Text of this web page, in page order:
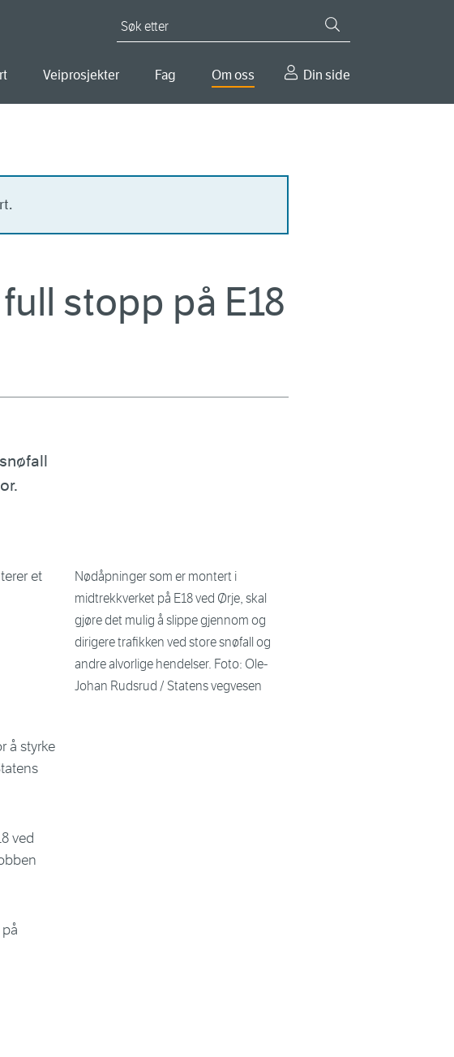
Veiprosjekter Fag Om oss Din side
stopp på E18
Nødåpninger som er montert i
midtrekkverket på E18 ved Ørje, skal
gjøre det mulig å slippe gjennom og
dirigere trafikken ved store snøfall og
andre alvorlige hendelser. Foto: Ole-
Johan Rudsrud / Statens vegvesen
å styrke
ved